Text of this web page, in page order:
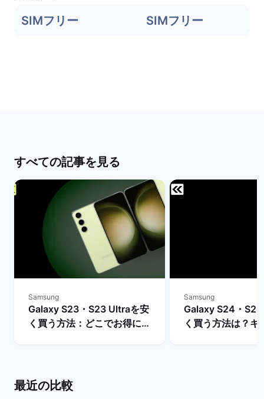
SIMフリー SIMフリー
すべての記事を見る
Samsung
Galaxy S23・S23 Ultraを安
く買う方法：どこでお得に購
Samsung
Galaxy S24・
く買う方法は？キ
最近の比較